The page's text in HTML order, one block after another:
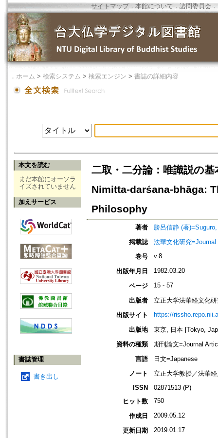
サイトマップ．本館について ． 諮問委員会 ．
． ホーム > 検索システム > 検索エンジン > 書誌の詳細内容
本文を読む
まだ本館にオーソラ
イズされていません
加えサービス
書誌管理
書き出し
二取・二分論：唯識説の
Nimitta-darśana-bhāga:
Philosophy
著者
勝呂信静 (著
掲載誌
法華文化研究
巻号
v.8
出版年月日 1982.03.20
ページ 15 - 57
出版者
立正大学法華経文化
出版サイト
https://
出版地
東京, 日本 [Tokyo,
資料の種類
期刊論文=Journal
言語
日文=Japanese
ノート
立正大学教授／法華
ISSN
02871513 (P)
ヒット数
750
作成日 2009.05.12
更新日期 2019.01.17